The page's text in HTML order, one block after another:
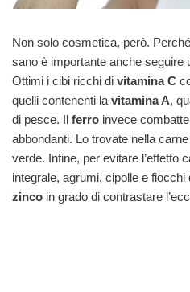
Non solo cosmetica, però.
sano è importante anche seguire
Ottimi i cibi ricchi di vitamina C
quelli contenenti la vitamina A,
di pesce. Il ferro invece
abbondanti. Lo trovate nella
verde. Infine, per evitare l’effetto
integrale, agrumi, cipolle e fiocchi
zinco in grado di contrastare